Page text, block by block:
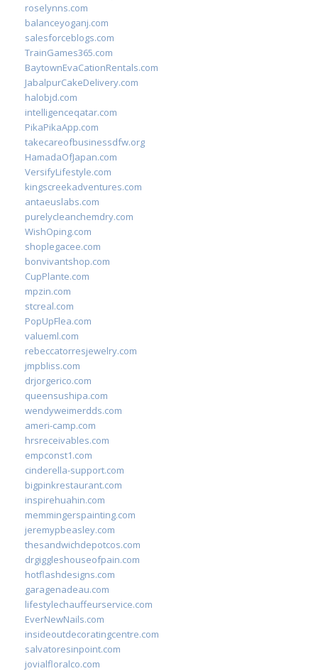
roselynns.com
balanceyoganj.com
salesforceblogs.com
TrainGames365.com
BaytownEvaCationRentals.com
JabalpurCakeDelivery.com
halobjd.com
intelligenceqatar.com
PikaPikaApp.com
takecareofbusinessdfw.org
HamadaOfJapan.com
VersifyLifestyle.com
kingscreekadventures.com
antaeuslabs.com
purelycleanchemdry.com
WishOping.com
shoplegacee.com
bonvivantshop.com
CupPlante.com
mpzin.com
stcreal.com
PopUpFlea.com
valueml.com
rebeccatorresjewelry.com
jmpbliss.com
drjorgerico.com
queensushipa.com
wendyweimerdds.com
ameri-camp.com
hrsreceivables.com
empconst1.com
cinderella-support.com
bigpinkrestaurant.com
inspirehuahin.com
memmingerspainting.com
jeremypbeasley.com
thesandwichdepotcos.com
drgiggleshouseofpain.com
hotflashdesigns.com
garagenadeau.com
lifestylechauffeurservice.com
EverNewNails.com
insideoutdecoratingcentre.com
salvatoresinpoint.com
jovialfloralco.com